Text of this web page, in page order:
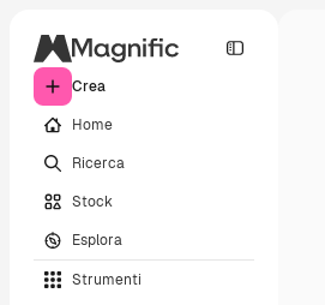
Crea
Home
Ricerca
Stock
Esplora
Strumenti